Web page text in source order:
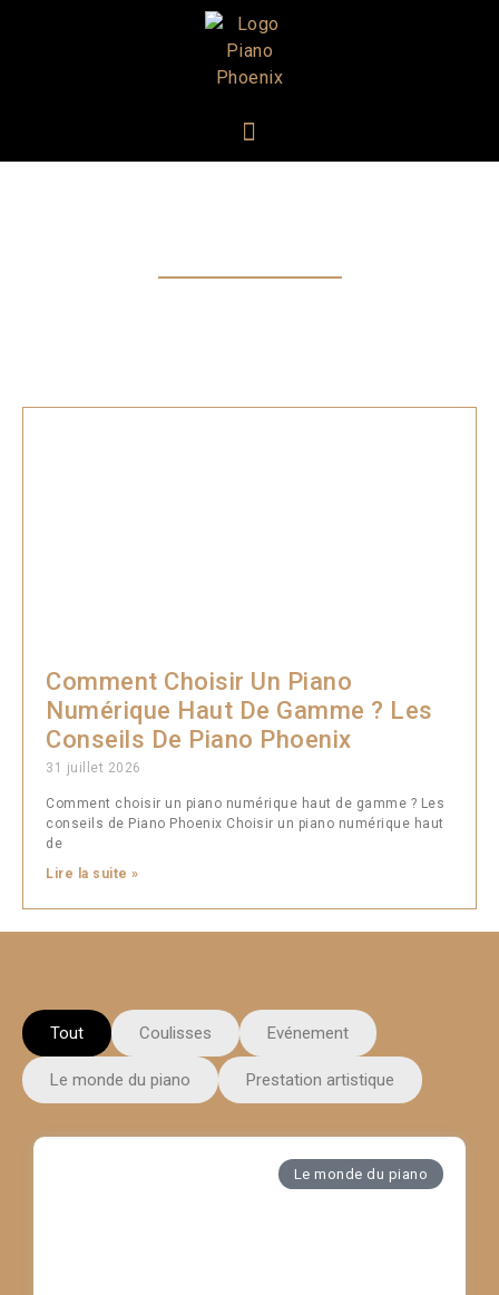
Comment Choisir Un Piano
Numérique Haut De Gamme ? Les
Conseils De Piano Phoenix
31 juillet 2026
Comment choisir un piano numérique haut de gamme ? Les
conseils de Piano Phoenix Choisir un piano numérique haut
de
Lire la suite »
Coulisses Evénement
Le monde du piano Prestation artistique
Tout
Le monde du piano